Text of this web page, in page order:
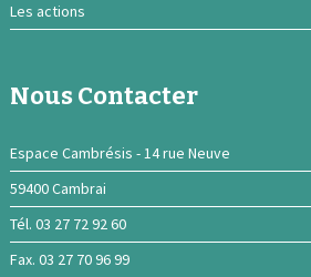
Les actions
Nous Contacter
Espace Cambrésis - 14 rue Neuve
59400 Cambrai
Tél. 03 27 72 92 60
Fax. 03 27 70 96 99